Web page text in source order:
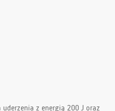
z energią 200 J oraz